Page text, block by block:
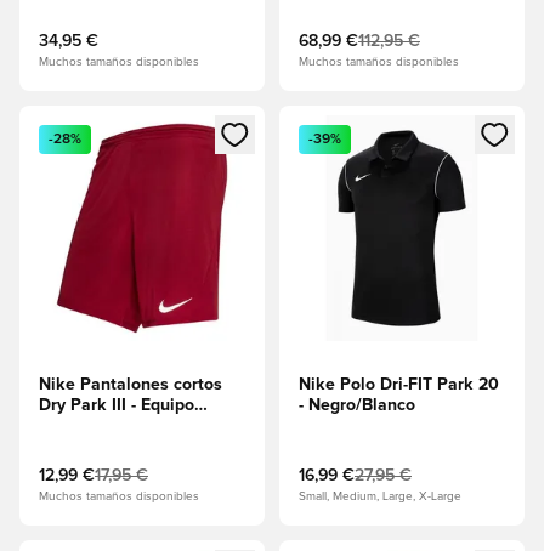
34,95 €
Muchos tamaños disponibles
68,99 €112,95 €
Muchos tamaños disponibles
Abre un modal para iniciar sesión o registrarse como
-28%
Nike Pantalones cortos
Dry Park III - Equipo
12,99 €17,95 €
Muchos tamaños disponibles
Abre un modal para iniciar
-39%
Nike Polo Dri-FIT Park 20
- Negro/Blanco
16,99 €27,95 €
Small, Medium, Large, X-Large